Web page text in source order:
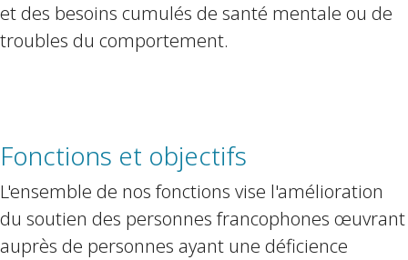
et des besoins cumulés de santé mentale ou de
troubles du comportement.
Fonctions et objectifs
L'ensemble de nos fonctions vise l'amélioration
du soutien des personnes francophones œuvrant
auprès de personnes ayant une déficience